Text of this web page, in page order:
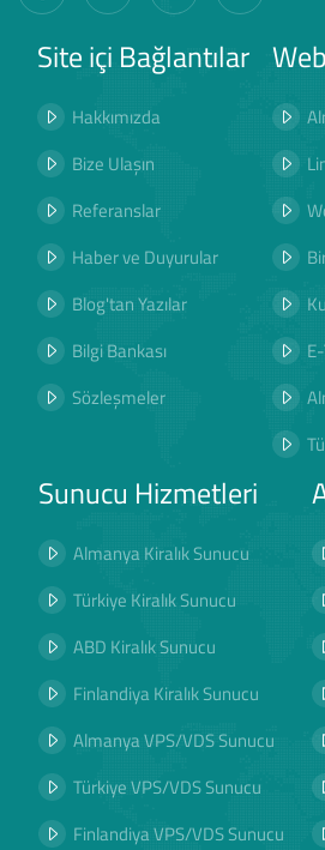
Site içi Bağlantılar
Hakkımızda
Bize Ulaşın
Referanslar
Haber ve Duyurular
Blog'tan Yazılar
Bilgi Bankası
Sözleşmeler
Sunucu Hizmetleri
Almanya Kiralık Sunucu
Türkiye Kiralık Sunucu
ABD Kiralık Sunucu
Finlandiya Kiralık Sunucu
Almanya VPS/VDS Sunucu
Türkiye VPS/VDS Sunucu
Finlandiya VPS/VDS Sunucu